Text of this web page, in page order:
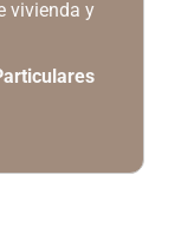
vivienda y